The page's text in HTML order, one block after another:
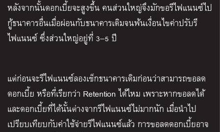
หลังจากนั้นดอกเบี้ยจะสูงขึ้น คนส่วนใหญ่จึงมักขอรีไฟแนนซ์ไป
กู้ธนาคารอื่นเมื่อผ่อนกับธนาคารเดิมจนพ้นเงื่อนไขค่าปรับรี
ไฟแนนซ์ ซึ่งส่วนใหญ่อยู่ที่ 3–5 ปี
แต่ก่อนจะรีไฟแนนซ์ลองเช็กธนาคารเดิมก่อนว่าสามารถขอลด
ดอกเบี้ย หรือที่เรียกว่า Retention ได้ไหม เพราะหากขอลดได้
และดอกเบี้ยที่ได้นั้นต่างจากรีไฟแนนซ์ไม่มากนัก เมื่อนำไป
เปรียบเทียบกับค่าใช้จ่ายรีไฟแนนซ์แล้ว การขอลดดอกเบี้ยอาจ